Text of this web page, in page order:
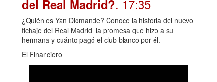
del Real Madrid?. 17:35
¿Quién es Yan Diomande? Conoce la historia del nuevo
fichaje del Real Madrid, la promesa que hizo a su
hermana y cuánto pagó el club blanco por él.
El Financiero